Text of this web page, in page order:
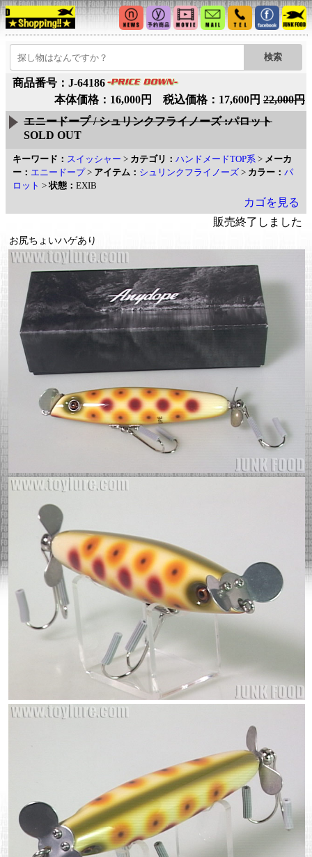
商品番号：J-64186
本体価格：16,000円 税込価格：17,600円 22,000円
エニードープ / シュリンクフライノーズ :パロット
SOLD OUT
キーワード： スイッシャー > カテゴリ： ハンドメードTOP系 > メーカ
ー： エニードープ> アイテム： シュリンクフライノーズ > カラー： パ
ロット >状態： EXIB
カゴを見る
販売終了しました
お尻ちょいハゲあり